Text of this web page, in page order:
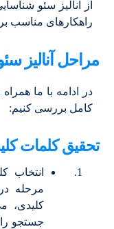
از آنالیز سئو
راهکارهای مناسب
مراحل آنالیز
در ادامه با ما
کامل بررسی کنیم:
تحقیق کلمات
انتخاب
مرحله
کلیدی،
جستجو